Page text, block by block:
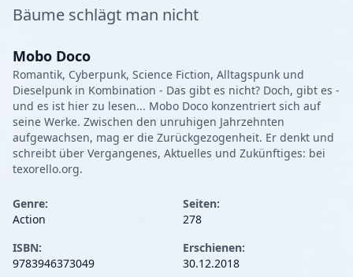
Bäume schlägt man nicht
Mobo Doco
Romantik, Cyberpunk, Science Fiction, Alltagspunk und
Dieselpunk in Kombination - Das gibt es nicht? Doch, gibt es -
und es ist hier zu lesen... Mobo Doco konzentriert sich auf
seine Werke. Zwischen den unruhigen Jahrzehnten
aufgewachsen, mag er die Zurückgezogenheit. Er denkt und
schreibt über Vergangenes, Aktuelles und Zukünftiges: bei
texorello.org.
Genre:
Action
Seiten:
278
ISBN:
9783946373049
Erschienen:
30.12.2018